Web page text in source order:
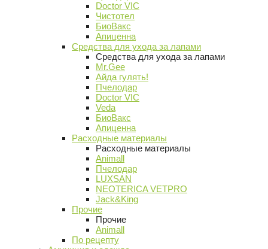
Doctor VIC
Чистотел
БиоВакс
Апиценна
Средства для ухода за лапами
Средства для ухода за лапами
Mr.Gee
Айда гулять!
Пчелодар
Doctor VIC
Veda
БиоВакс
Апиценна
Расходные материалы
Расходные материалы
Animall
Пчелодар
LUXSAN
NEOTERICA VETPRO
Jack&King
Прочие
Прочие
Animall
По рецепту